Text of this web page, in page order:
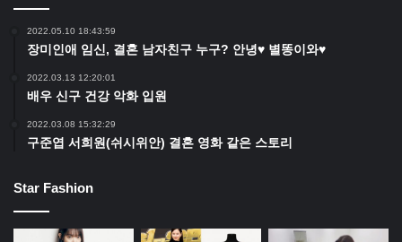
2022.05.10 18:43:59
장미인애 임신, 결혼 남자친구 누구? 안녕♥ 별똥이와♥
2022.03.13 12:20:01
배우 신구 건강 악화 입원
2022.03.08 15:32:29
구준엽 서희원(쉬시위안) 결혼 영화 같은 스토리
Star Fashion